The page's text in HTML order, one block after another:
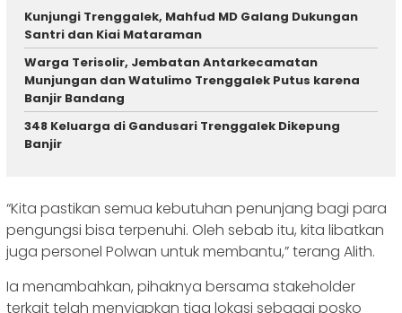
Kunjungi Trenggalek, Mahfud MD Galang Dukungan
Santri dan Kiai Mataraman
Warga Terisolir, Jembatan Antarkecamatan
Munjungan dan Watulimo Trenggalek Putus karena
Banjir Bandang
348 Keluarga di Gandusari Trenggalek Dikepung
Banjir
“Kita pastikan semua kebutuhan penunjang bagi para
pengungsi bisa terpenuhi. Oleh sebab itu, kita libatkan
juga personel Polwan untuk membantu,” terang Alith.
Ia menambahkan, pihaknya bersama stakeholder
terkait telah menyiapkan tiga lokasi sebagai posko